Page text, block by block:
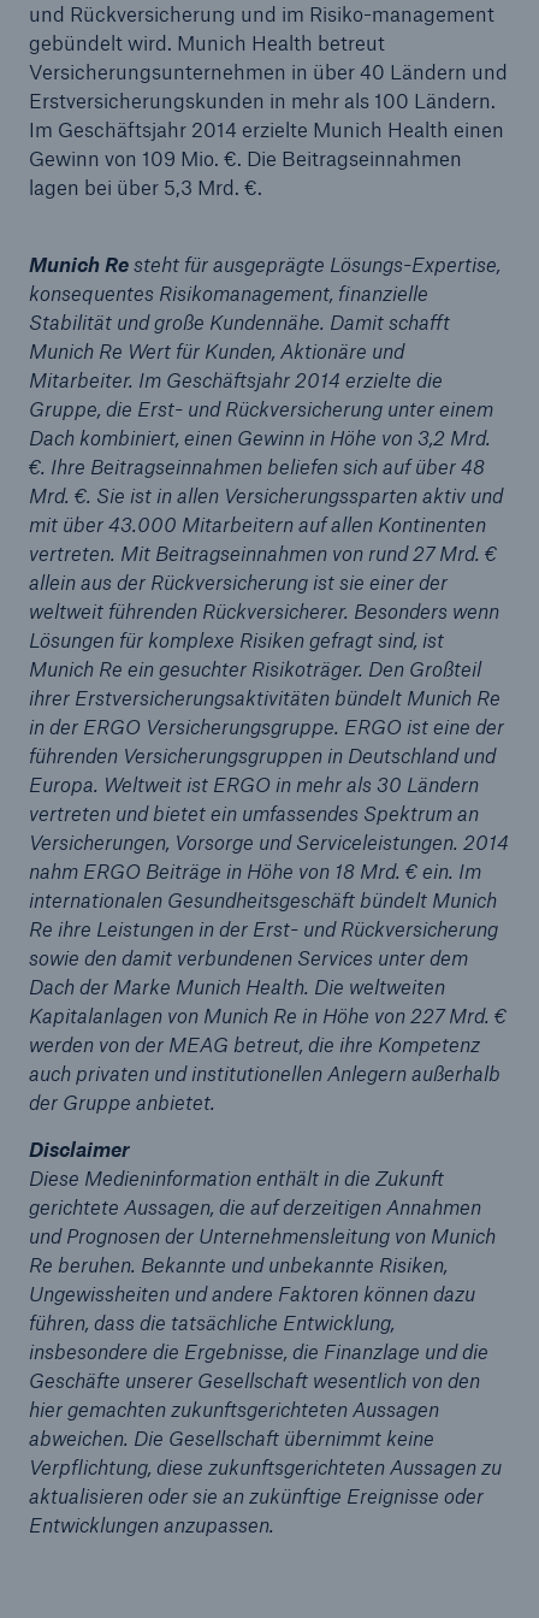
und Rückversicherung und im Risiko-management
gebündelt wird. Munich Health betreut
Versicherungsunternehmen in über 40 Ländern und
Erstversicherungskunden in mehr als 100 Ländern.
Im Geschäftsjahr 2014 erzielte Munich Health einen
Gewinn von 109 Mio. €. Die Beitragseinnahmen
lagen bei über 5,3 Mrd. €.
Munich Resteht für ausgeprägte Lösungs-Expertise,
konsequentes Risikomanagement, finanzielle
Stabilität und große Kundennähe. Damit schafft
Munich Re Wert für Kunden, Aktionäre und
Mitarbeiter. Im Geschäftsjahr 2014 erzielte die
Gruppe, die Erst- und Rückversicherung unter einem
Dach kombiniert, einen Gewinn in Höhe von 3,2 Mrd.
€. Ihre Beitragseinnahmen beliefen sich auf über 48
Mrd. €. Sie ist in allen Versicherungssparten aktiv und
mit über 43.000 Mitarbeitern auf allen Kontinenten
vertreten. Mit Beitragseinnahmen von rund 27 Mrd. €
allein aus der Rückversicherung ist sie einer der
weltweit führenden Rückversicherer. Besonders wenn
Lösungen für komplexe Risiken gefragt sind, ist
Munich Re ein gesuchter Risikoträger. Den Großteil
ihrer Erstversicherungsaktivitäten bündelt Munich Re
in der ERGO Versicherungsgruppe. ERGO ist eine der
führenden Versicherungsgruppen in Deutschland und
Europa. Weltweit ist ERGO in mehr als 30 Ländern
vertreten und bietet ein umfassendes Spektrum an
Versicherungen, Vorsorge und Serviceleistungen. 2014
nahm ERGO Beiträge in Höhe von 18 Mrd. € ein. Im
internationalen Gesundheitsgeschäft bündelt Munich
Re ihre Leistungen in der Erst- und Rückversicherung
sowie den damit verbundenen Services unter dem
Dach der Marke Munich Health. Die weltweiten
Kapitalanlagen von Munich Re in Höhe von 227 Mrd. €
werden von der MEAG betreut, die ihre Kompetenz
auch privaten und institutionellen Anlegern außerhalb
der Gruppe anbietet.
Disclaimer
Diese Medieninformation enthält in die Zukunft
gerichtete Aussagen, die auf derzeitigen Annahmen
und Prognosen der Unternehmensleitung von Munich
Re beruhen. Bekannte und unbekannte Risiken,
Ungewissheiten und andere Faktoren können dazu
führen, dass die tatsächliche Entwicklung,
insbesondere die Ergebnisse, die Finanzlage und die
Geschäfte unserer Gesellschaft wesentlich von den
hier gemachten zukunftsgerichteten Aussagen
abweichen. Die Gesellschaft übernimmt keine
Verpflichtung, diese zukunftsgerichteten Aussagen zu
aktualisieren oder sie an zukünftige Ereignisse oder
Entwicklungen anzupassen.
50 %
Cyber
Internetkriminalität
600 bn
US Dollar im Jahr 2018
Rückversicherung Leben/Gesundheit
MIRA Digital Suite
Lösungen
Cyber-Lösungen von Munich Re
Navigation schließen oder Escape-Taste drücken